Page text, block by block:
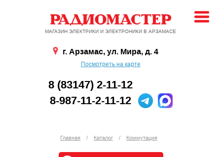
МАГАЗИН ЭЛЕКТРИКИ И ЭЛЕКТРОНИКИ В АРЗАМАСЕ
г. Арзамас, ул. Мира, д. 4
Посмотреть на карте
8 (83147) 2-11-12
8-987-11-2-11-12
Главная / Каталог / Коммутация